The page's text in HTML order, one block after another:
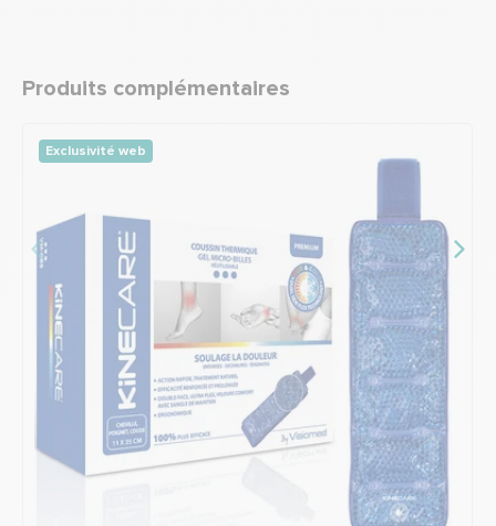
Produits complémentaires
Exclusivité web